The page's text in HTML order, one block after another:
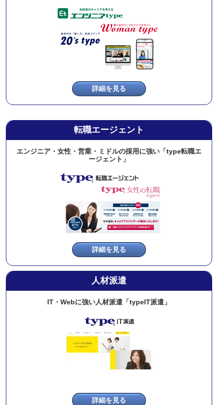
詳細を見る
転職エージェント
エンジニア・女性・営業・ミドルの採用に強い「type転職エ
ージェント」
詳細を見る
人材派遣
IT・Webに強い人材派遣 「typeIT派遣」
詳細を見る